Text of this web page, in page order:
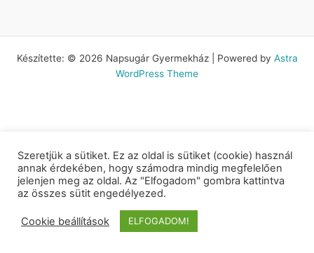
Készítette: © 2026 Napsugár Gyermekház | Powered by Astra
WordPress Theme
Szeretjük a sütiket. Ez az oldal is sütiket (cookie) használ
annak érdekében, hogy számodra mindig megfelelően
jelenjen meg az oldal. Az "Elfogadom" gombra kattintva
az összes sütit engedélyezed.
Cookie beállítások ELFOGADOM!